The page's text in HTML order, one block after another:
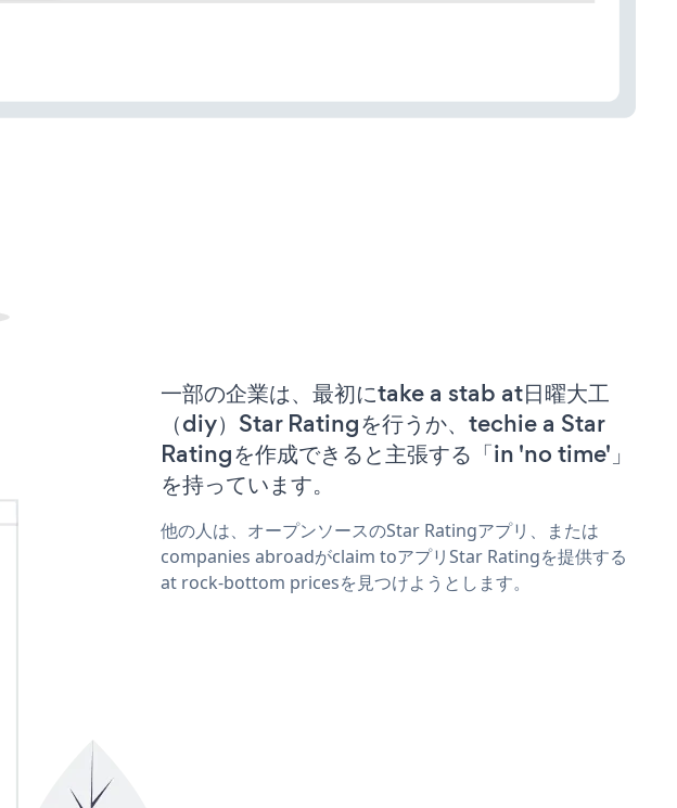
一部の企業は、最初にtake a stab at日曜大工
（diy）Star Ratingを行うか、techie a Star
Ratingを作成できると主張する「in 'no time'」
を持っています。
他の人は、オープンソースのStar Ratingアプリ、または
companies abroadがclaim toアプリStar Ratingを提供する
at rock-bottom pricesを見つけようとします。